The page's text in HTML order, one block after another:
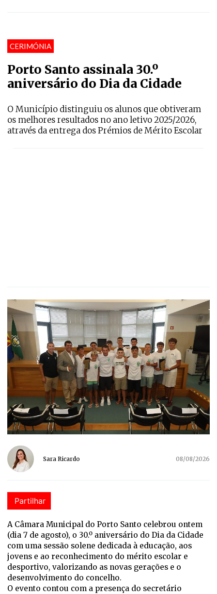
CERIMÓNIA
Porto Santo assinala 30.º
aniversário do Dia da Cidade
O Município distinguiu os alunos que obtiveram
os melhores resultados no ano letivo 2025/2026,
através da entrega dos Prémios de Mérito Escolar
Sara Ricardo 08/08/2026
Partilhar
A Câmara Municipal do Porto Santo celebrou ontem
(dia 7 de agosto), o 30.º aniversário do Dia da Cidade
com uma sessão solene dedicada à educação, aos
jovens e ao reconhecimento do mérito escolar e
desportivo, valorizando as novas gerações e o
desenvolvimento do concelho.
O evento contou com a presença do secretário